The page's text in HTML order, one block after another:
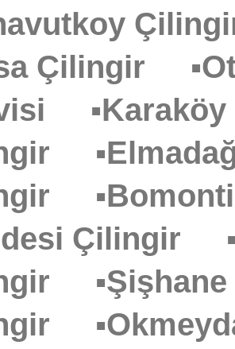
Çilingir
Çilingir